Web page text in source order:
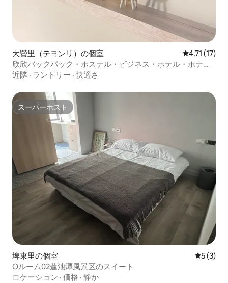
大營里（テヨンリ）の個室 レビュー17
4.71 (17)
欣欣バックパック・ホステル・ビジネス・ホテル・ホテ
ル・ナン科新市善化永康2館
近隣 · ランドリー ·快適さ
スーパーホスト
スーパーホスト
埤東里の個室 レビュー
5 (3)
Oルーム02蓮池潭風景区のスイート
ロケーション · 価格 · 静か